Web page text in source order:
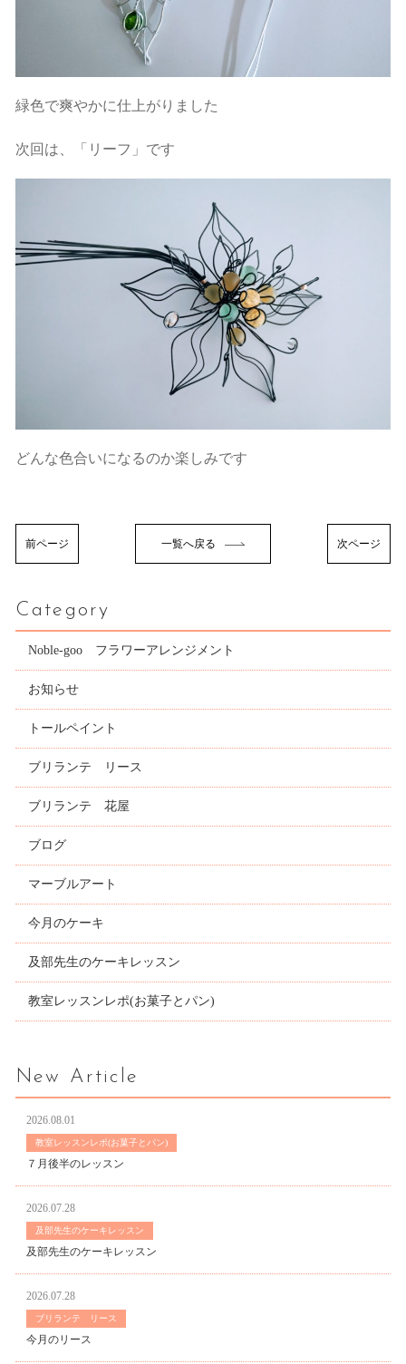
緑色で爽やかに仕上がりました
次回は、「リーフ」です
どんな色合いになるのか楽しみです
前ページ 一覧へ戻る 次ページ
Category
Noble-goo フラワーアレンジメント
お知らせ
トールペイント
ブリランテ リース
ブリランテ 花屋
ブログ
マーブルアート
今月のケーキ
及部先生のケーキレッスン
教室レッスンレポ(お菓子とパン)
New Article
2026.08.01
教室レッスンレポ(お菓子とパン)
７月後半のレッスン
2026.07.28
及部先生のケーキレッスン
及部先生のケーキレッスン
2026.07.28
ブリランテ リース
今月のリース